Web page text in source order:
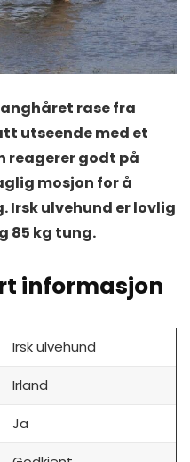
rase fra
utseende med et
reagerer godt på
mosjon for å
Irsk ulvehund er lovlig
85 kg tung.
informasjon
Irsk ulvehund
Irland
Ja